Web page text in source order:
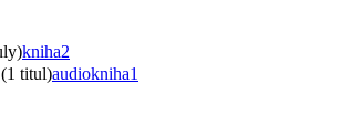
kniha2
titul)audiokniha1